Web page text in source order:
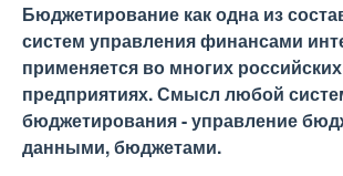
Бюджетирование как одна из
систем управления финансами
применяется во многих российских
предприятиях. Смысл любой
бюджетирования - управление
данными, бюджетами.